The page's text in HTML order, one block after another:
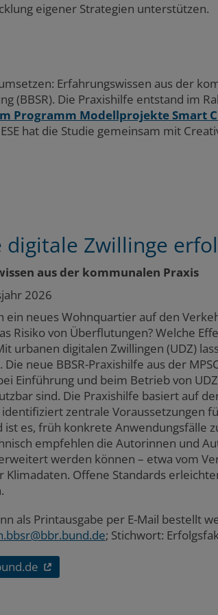
eigener Strategien unterstützen.
Erfahrungswissen aus der
(BBSR). Die Praxishilfe entstand im
Programm Modellprojekte Smart
hat die Studie gemeinsam mit
digitale Zwillinge
aus der kommunalen Praxis
2026
ein neues Wohnquartier auf den
Risiko von Überflutungen? Welche
urbanen digitalen Zwillingen (UDZ)
neue BBSR-Praxishilfe aus der
Einführung und beim Betrieb von
sind. Die Praxishilfe basiert auf
zentrale Voraussetzungen
ist es, früh konkrete Anwendungsfälle
empfehlen die Autorinnen und
werden können – etwa vom
Klimadaten. Offene Standards
als Printausgabe per E-Mail bestellt
; Stichwort: